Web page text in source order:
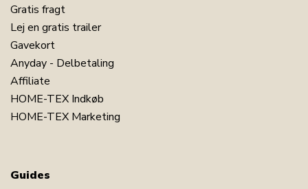
Gratis fragt
Lej en gratis trailer
Gavekort
Anyday - Delbetaling
Affiliate
HOME-TEX Indkøb
HOME-TEX Marketing
Guides